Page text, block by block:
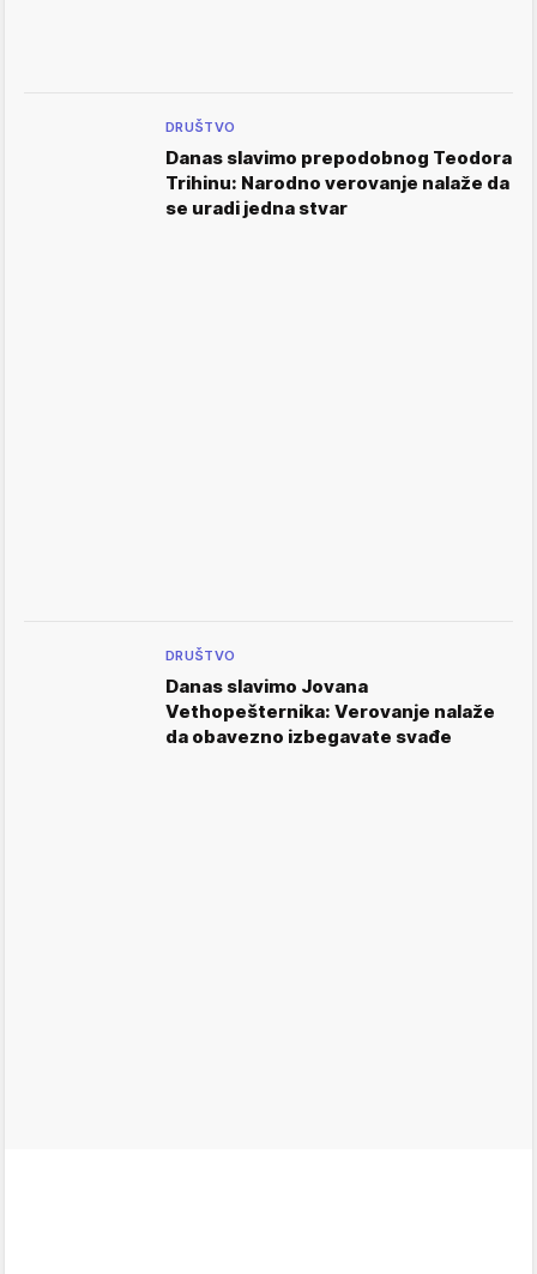
DRUŠTVO
Danas slavimo prepodobnog Teodora
Trihinu: Narodno verovanje nalaže da
se uradi jedna stvar
DRUŠTVO
Danas slavimo Jovana
Vethopešternika: Verovanje nalaže
da obavezno izbegavate svađe